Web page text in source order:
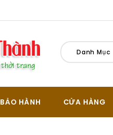
Danh Mục
BẢO HÀNH CỬA HÀNG